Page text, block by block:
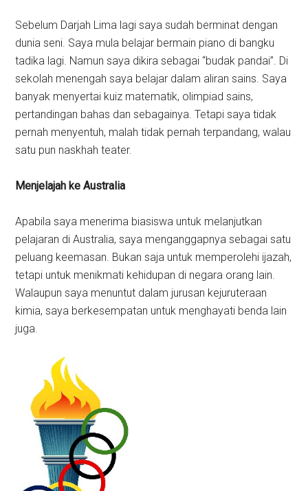
Sebelum Darjah Lima lagi saya sudah berminat dengan
dunia seni. Saya mula belajar bermain piano di bangku
tadika lagi. Namun saya dikira sebagai “budak pandai”. Di
sekolah menengah saya belajar dalam aliran sains. Saya
banyak menyertai kuiz matematik, olimpiad sains,
pertandingan bahas dan sebagainya. Tetapi saya tidak
pernah menyentuh, malah tidak pernah terpandang, walau
satu pun naskhah teater.
Menjelajah ke Australia
Apabila saya menerima biasiswa untuk melanjutkan
pelajaran di Australia, saya menganggapnya sebagai satu
peluang keemasan. Bukan saja untuk memperolehi ijazah,
tetapi untuk menikmati kehidupan di negara orang lain.
Walaupun saya menuntut dalam jurusan kejuruteraan
kimia, saya berkesempatan untuk menghayati benda lain
juga.